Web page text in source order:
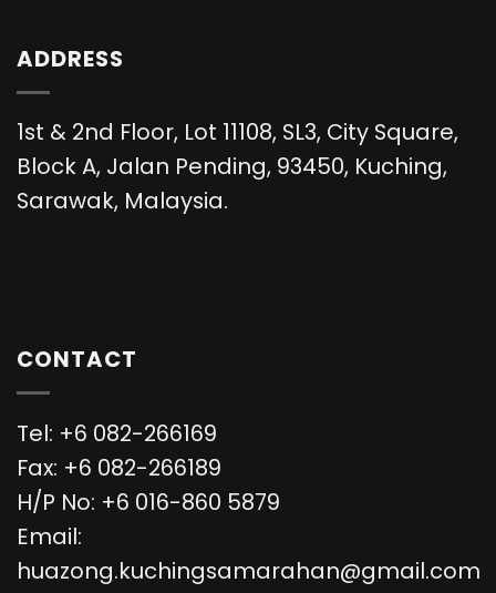
ADDRESS
1st & 2nd Floor, Lot 11108, SL3, City Square,
Block A, Jalan Pending, 93450, Kuching,
Sarawak, Malaysia.
CONTACT
Tel: +6 082-266169
Fax: +6 082-266189
H/P No: +6 016-860 5879
Email:
huazong.kuchingsamarahan@gmail.com